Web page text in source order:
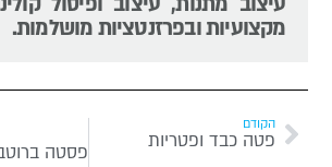
מקצועיות ובפרזנטציות מושלמות.
הקודם
פטה כבד ופטריות